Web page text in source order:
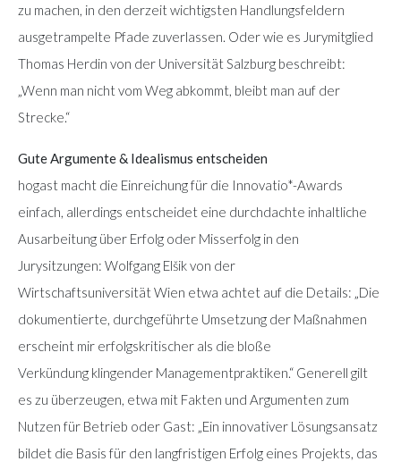
zu machen, in den derzeit wichtigsten Handlungsfeldern
ausgetrampelte Pfade zuverlassen. Oder wie es Jurymitglied
Thomas Herdin von der Universität Salzburg beschreibt:
„Wenn man nicht vom Weg abkommt, bleibt man auf der
Strecke.“
Gute Argumente & Idealismus entscheiden
hogast macht die Einreichung für die Innovatio*-Awards
einfach, allerdings entscheidet eine durchdachte inhaltliche
Ausarbeitung über Erfolg oder Misserfolg in den
Jurysitzungen: Wolfgang Elšik von der
Wirtschaftsuniversität Wien etwa achtet auf die Details: „Die
dokumentierte, durchgeführte Umsetzung der Maßnahmen
erscheint mir erfolgskritischer als die bloße
Verkündung klingender Managementpraktiken.“ Generell gilt
es zu überzeugen, etwa mit Fakten und Argumenten zum
Nutzen für Betrieb oder Gast: „Ein innovativer Lösungsansatz
bildet die Basis für den langfristigen Erfolg eines Projekts, das